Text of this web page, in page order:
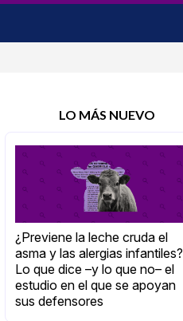
LO MÁS NUEVO
¿Previene la leche cruda el
asma y las alergias infantiles?
Lo que dice –y lo que no– el
estudio en el que se apoyan
sus defensores